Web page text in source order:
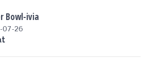
Bowl-ivia
07-26